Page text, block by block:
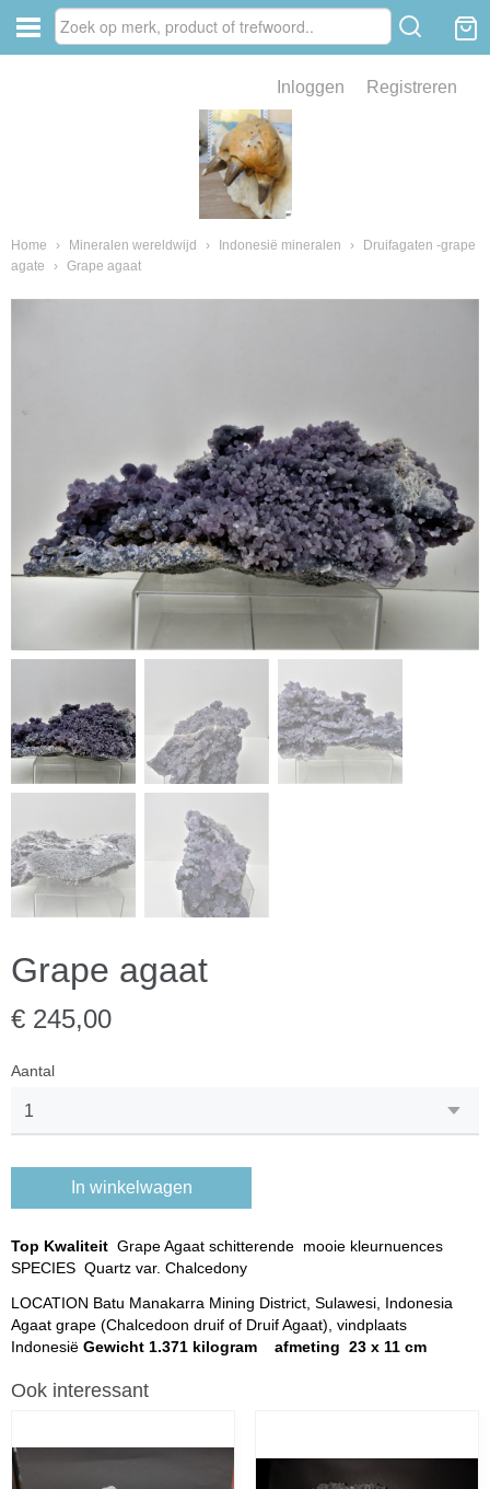
Inloggen Registreren
Home › Mineralen wereldwijd › Indonesië mineralen ›
Druifagaten -grape
agate
› Grape agaat
Grape agaat
€ 245,00
Aantal
In winkelwagen
Top Kwaliteit Grape Agaat schitterende mooie kleurnuences
SPECIES Quartz var. Chalcedony
LOCATION Batu Manakarra Mining District, Sulawesi, Indonesia
Agaat grape (Chalcedoon druif of Druif Agaat), vindplaats
Indonesië Gewicht 1.371 kilogram afmeting 23 x 11 cm
Ook interessant
van fossielen en mineralen